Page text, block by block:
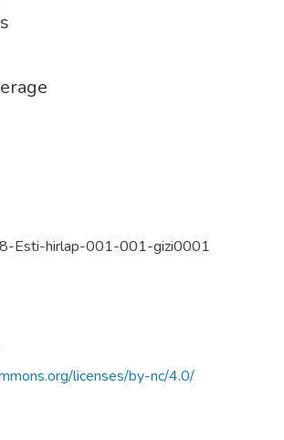
Esti-hirlap-001-001-gizi0001
licenses/by-nc/4.0/